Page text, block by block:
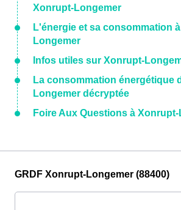
Xonrupt-Longemer
L'énergie et sa consommation
Longemer
Infos utiles sur Xonrupt-
La consommation énergétique
Longemer décryptée
Foire Aux Questions à
GRDF Xonrupt-Longemer (88400)